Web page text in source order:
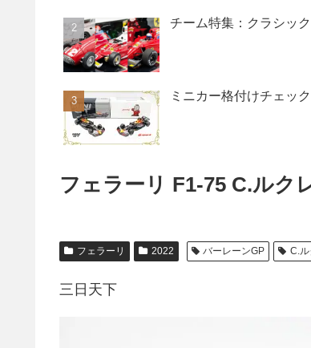
チーム特集：クラシッ
ミニカー格付けチェッ
フェラーリ F1-75 C.ルク
フェラーリ 2022 バーレーンGP C.
三日天下